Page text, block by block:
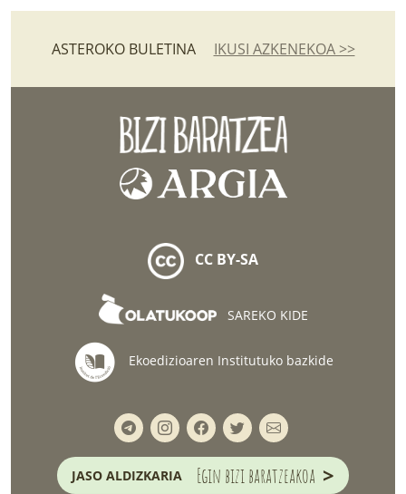
ASTEROKO BULETINA IKUSI AZKENEKOA >>
CC BY-SA
SAREKO KIDE
Ekoedizioaren Institutuko bazkide
JASO ALDIZKARIA Egin bizi baratzeakoa >